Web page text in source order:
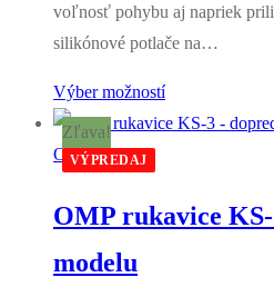
voľnosť pohybu aj napriek
silikónové potlače na…
Výber možností
OMP
Zľava!
VÝPREDAJ
OMP rukavice
modelu